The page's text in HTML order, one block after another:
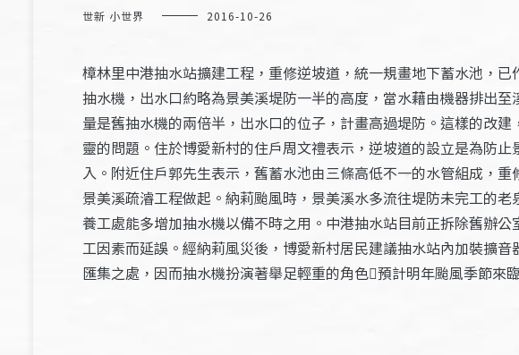
世新 小世界 2016-10-26
樟林里中港抽水站擴建工程，重修逆坡道，統一規畫地下蓄水池，
抽水機，出水口約略為景美溪堤防一半的高度，當水藉由機器排出
量是舊抽水機的兩倍半，出水口的位子，計畫高過堤防。這樣的改
靈的問題。住於博愛新村的住戶周文禮表示，逆坡道的設立是為防
入。附近住戶郭先生表示，舊蓄水池由三條高低不一的水管組成，
景美溪疏濬工程做起。納莉颱風時，景美溪水多流往堤防未完工的
養工處能多增加抽水機以備不時之用。中港抽水站目前正拆除舊辦
工因素而延誤。經納莉風災後，博愛新村居民建議抽水站內加裝擴
匯集之處，因而抽水機扮演著舉足輕重的角色預計明年颱風季節來